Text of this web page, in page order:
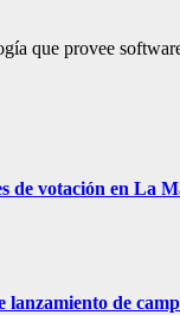
que provee
de votación en La
de